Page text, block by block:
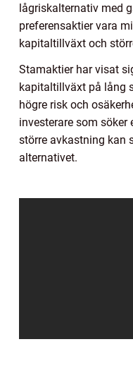
lågriskalternativ med
preferensaktier vara
kapitaltillväxt och
Stamaktier har visat
kapitaltillväxt på lång
högre risk och
investerare som
större avkastning kan
alternativet.